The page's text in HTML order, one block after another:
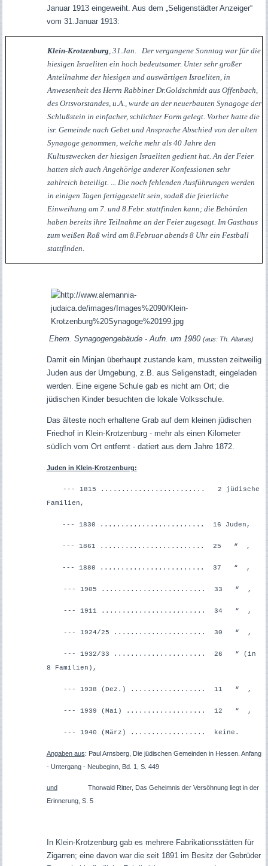
Januar 1913 eingeweiht. Aus dem „Seligenstädter Anzeiger“
vom 31.Januar 1913:
Klein-Krotzenburg , 31.Jan. Der vergangene Sonntag war für die
hiesigen Israeliten ein hoch bedeutsamer. Unter sehr großer
Anteilnahme der hiesigen und auswärtigen Israeliten, in
Anwesenheit des Herrn Rabbiner Dr.Goldschmidt aus Offenbach,
des Ortsvorstandes, u.A., wurde an der neuerbauten Synagoge der
Schlußstein in einfacher, schlichter Form gelegt. Vorher hatte die
isr. Gemeinde nach Gebet und Ansprache Abschied von der alten
Synagoge genommen, welche mehr als 40 Jahre den
Kultuszwecken der hiesigen Israeliten gedient hat. An der Feier
hatten sich auch Angehörige anderer Konfessionen sehr
zahlreich beteiligt. ... Die noch fehlenden Ausführungen werden
in einigen Tagen fertiggestellt sein, sodaß die feierliche
Einweihung am 7. und 8.Febr. stattfinden kann; die Behörden
haben bereits ihre Teilnahme an der Feier zugesagt. Im Gasthaus
zum weißen Roß wird am 8.Februar abends 8 Uhr ein Festball
stattfinden.
Ehem. Synagogengebäude - Aufn. um 1980 (aus: Th. Altaras)
Damit ein Minjan überhaupt zustande kam, mussten zeitweilig
Juden aus der Umgebung, z.B. aus Seligenstadt, eingeladen
werden. Eine eigene Schule gab es nicht am Ort; die
jüdischen Kinder besuchten die lokale Volksschule.
Das älteste noch erhaltene Grab auf dem kleinen jüdischen
Friedhof in Klein-Krotzenburg - mehr als einen Kilometer
südlich vom Ort entfernt - datiert aus dem Jahre 1872.
Juden in Klein-Krotzenburg:
--- 1815 ......................... 2 jüdische
Familien,
--- 1830 ......................... 16 Juden,
--- 1861 ......................... 25 “ ,
--- 1880 ......................... 37 “ ,
--- 1905 ......................... 33 “ ,
--- 1911 ......................... 34 “ ,
--- 1924/25 ...................... 30 “ ,
--- 1932/33 ...................... 26 “ (in
8 Familien),
--- 1938 (Dez.) .................. 11 “ ,
--- 1939 (Mai) ................... 12 “ ,
--- 1940 (März) .................. keine.
Angaben aus: Paul Arnsberg, Die jüdischen Gemeinden in Hessen. Anfang
- Untergang - Neubeginn, Bd. 1, S. 449
undThorwald Ritter, Das Geheimnis der Versöhnung liegt in der
Erinnerung, S. 5
In Klein-Krotzenburg gab es mehrere Fabrikationsstätten für
Zigarren; eine davon war die seit 1891 im Besitz der Gebrüder